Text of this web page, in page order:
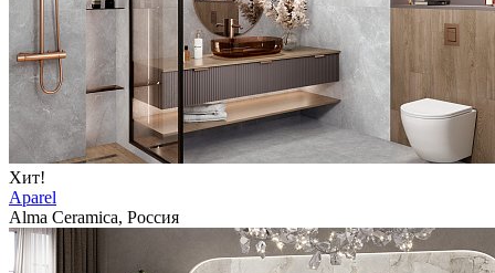
Хит!
Aparel
Alma Ceramica, Россия